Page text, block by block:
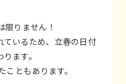
りません！
ているため、立春の日付
ます。
ともあります。